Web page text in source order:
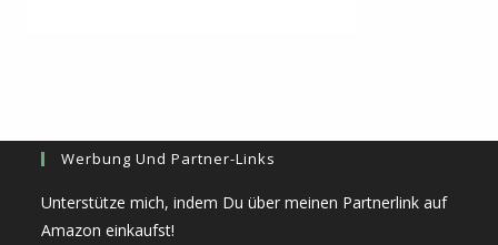
Werbung Und Partner-Links
Unterstütze mich, indem Du über meinen Partnerlink auf
Amazon einkaufst!